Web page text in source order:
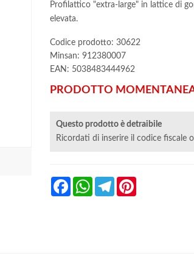
Profilattico "extra-large" in lattice di
elevata.
Codice prodotto: 30622
Minsan: 912380007
EAN: 5038483444962
PRODOTTO
Questo prodotto è detraibile
Ricordati di inserire il codice fiscale
FacebookWhatsAppTelegram